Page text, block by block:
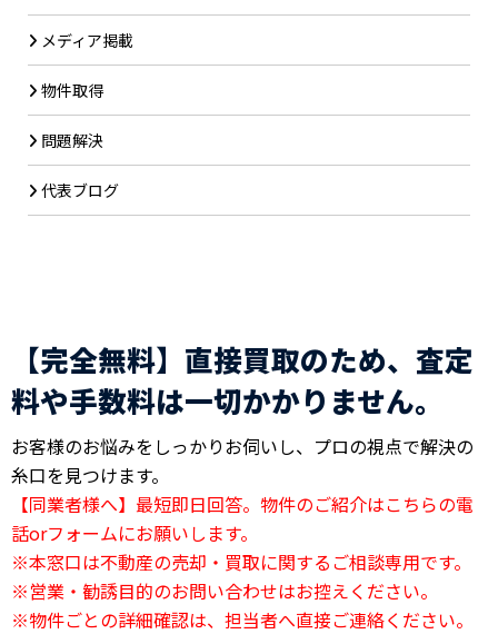
メディア掲載
物件取得
問題解決
代表ブログ
【完全無料】直接買取のため、査定
料や手数料は一切かかりません。
お客様のお悩みをしっかりお伺いし、プロの視点で解決の
糸口を見つけます。
【同業者様へ】最短即日回答。物件のご紹介はこちらの電
話orフォームにお願いします。
※本窓口は不動産の売却・買取に関するご相談専用です。
※営業・勧誘目的のお問い合わせはお控えください。
※物件ごとの詳細確認は、担当者へ直接ご連絡ください。